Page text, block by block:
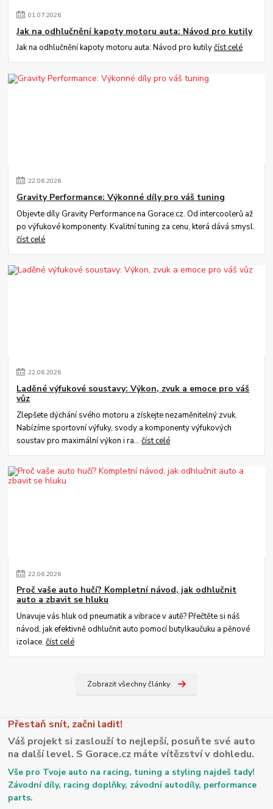
01.07.2026
Jak na odhlučnění kapoty motoru auta: Návod pro kutily
Jak na odhlučnění kapoty motoru auta: Návod pro kutilyčíst celé
22.06.2026
Gravity Performance: Výkonné díly pro váš tuning
Objevte díly Gravity Performance na Gorace.cz. Od intercoolerů až
po výfukové komponenty. Kvalitní tuning za cenu, která dává smysl.
číst celé
22.06.2026
Laděné výfukové soustavy: Výkon, zvuk a emoce pro váš
vůz
Zlepšete dýchání svého motoru a získejte nezaměnitelný zvuk.
Nabízíme sportovní výfuky, svody a komponenty výfukových
soustav pro maximální výkon i ra...číst celé
22.06.2026
Proč vaše auto hučí? Kompletní návod, jak odhlučnit
auto a zbavit se hluku
Unavuje vás hluk od pneumatik a vibrace v autě? Přečtěte si náš
návod, jak efektivně odhlučnit auto pomocí butylkaučuku a pěnové
izolace.číst celé
Zobrazit všechny články
Přestaň snít, začni ladit!
Váš projekt si zaslouží to nejlepší, posuňte své auto
na další level. S Gorace.cz máte vítězství v dohledu.
Vše pro Tvoje auto na racing, tuning a styling najdeš tady!
Závodní díly, racing doplňky, závodní autodíly, performance
parts.